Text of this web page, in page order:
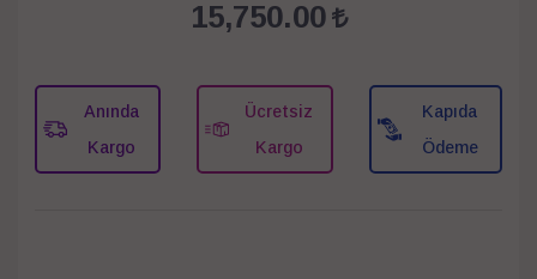
15,750.00
Anında
Kargo
Ücretsiz
Kargo
Kapıda
Ödeme